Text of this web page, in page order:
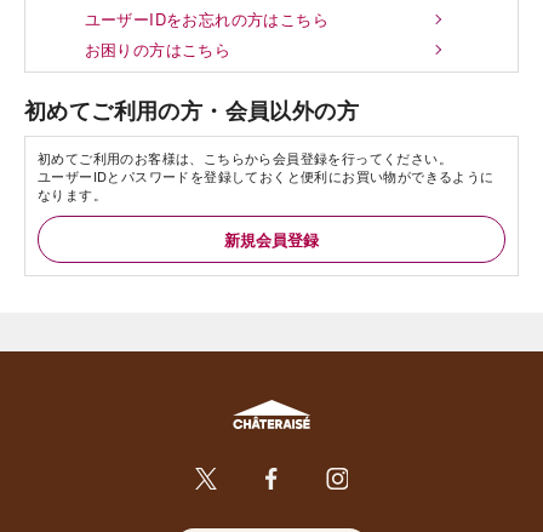
ユーザーIDをお忘れの方はこちら
お困りの方はこちら
初めてご利用の方・会員以外の方
初めてご利用のお客様は、こちらから会員登録を行ってください。
ユーザーIDとパスワードを登録しておくと便利にお買い物ができるように
なります。